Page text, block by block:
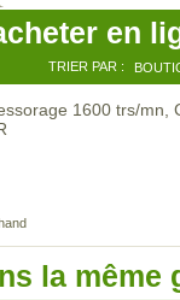
en
TRIER PAR :
1600 trs/mn,
la même